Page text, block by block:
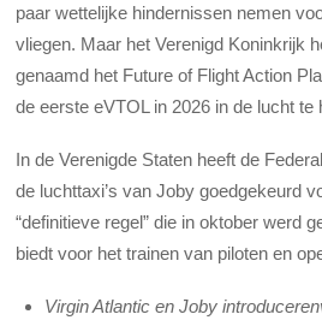
paar wettelijke hindernissen nemen
vliegen. Maar het Verenigd Koninkrijk
genaamd het Future of Flight Action
de eerste eVTOL in 2026 in de lucht te
In de Verenigde Staten heeft de
de luchttaxi’s van Joby goedgekeurd
“definitieve regel” die in oktober werd
biedt voor het trainen van piloten en
Virgin Atlantic en Joby